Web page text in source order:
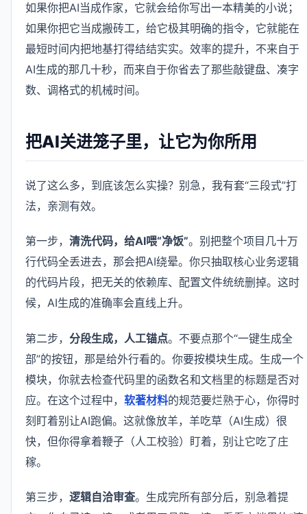
如果你把AI当成作家，它就会给你写出一本精美的小说；
如果你把它当成搬砖工，给它极其明确的指令，它就能在
最短时间内把地基打得结结实实。效率的提升，不来自于
AI生成的那几十秒，而来自于你省去了那些敲键盘、凑字
数、调格式的机械时间。
把AI关进笼子里，让它为你所用
说了这么多，到底该怎么实操？别急，我有套“三段式”打
法，亲测有效。
第一步， 清洗代码，给AI喂“净饭”。别把整个项目几十万
行代码全丢进去，那会把AI绕晕。你只抽取核心业务逻辑
的代码片段，把无关的依赖库、配置文件统统删掉。这时
候，AI生成的准确率会直线上升。
第二步， 分段生成，人工锚点。不要点那个“一键生成全
部”的按钮，那是给外行看的。你要按模块生成。生成一个
模块，你就去检查代码里的函数名和文档里的标题是否对
应。在这个过程中， 软著材料的规范要烂熟于心，你得时
刻盯着别让AI跑偏。这就像放羊，羊吃草（AI生成）很
快，但你得拿着鞭子（人工校验）盯着，别让它吃了庄
稼。
第三步， 逻辑自洽审查。生成完所有部分后，别急着提